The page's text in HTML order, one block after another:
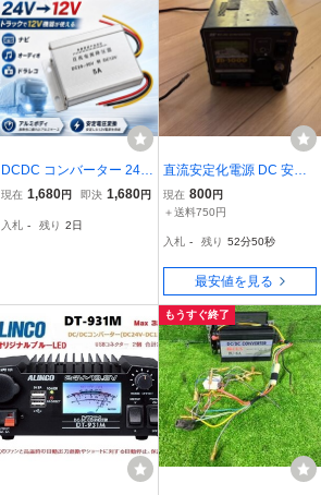
DCDC コンバーター 24V
- 12V デコデコ 5A 変圧器
ネス ナビ 冷却ファン 配
現在 1,680円 即決 1,680円
入札 - 残り 2日
直流安定化電源 DC 安定
化電源 デコデコ SD-3
000 SWALLOW ジャンク
現在 800円
＋送料750円
入札 - 残り 52分49秒
最安値を見る
もうすぐ終了